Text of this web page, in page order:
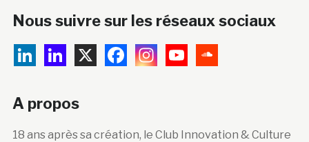
Nous suivre sur les réseaux sociaux
A propos
18 ans après sa création, le Club Innovation & Culture